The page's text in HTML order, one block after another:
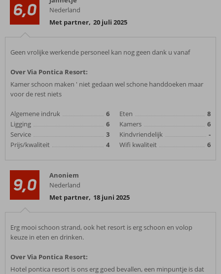
6,0
Nederland
Met partner, 20 juli 2025
Geen vrolijke werkende personeel kan nog geen dank u vanaf
Over Via Pontica Resort:
Kamer schoon maken ' niet gedaan wel schone handdoeken maar
voor de rest niets
Algemene indruk
6
Ligging
6
Service
3
Prijs/kwaliteit
4
Eten
8
Kamers
6
Kindvriendelijk
-
Wifi kwaliteit
6
9,0
Anoniem
Nederland
Met partner, 18 juni 2025
Erg mooi schoon strand, ook het resort is erg schoon en volop
keuze in eten en drinken.
Over Via Pontica Resort:
Hotel pontica resort is ons erg goed bevallen, een minpuntje is dat